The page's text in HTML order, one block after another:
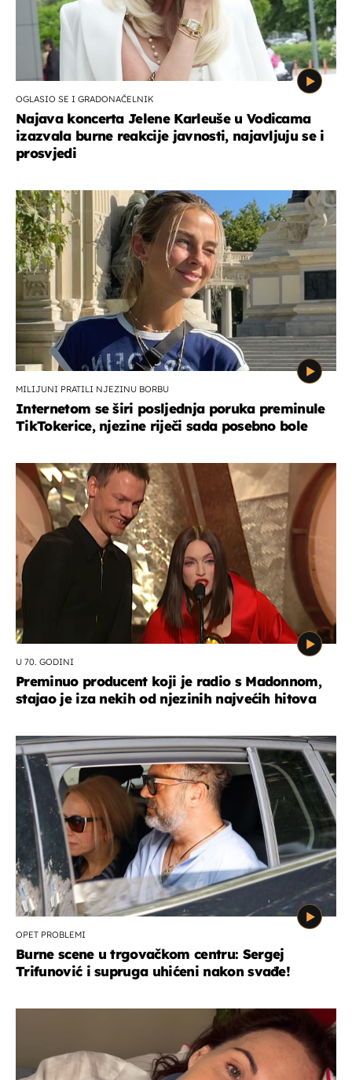
OGLASIO SE I GRADONAČELNIK
Najava koncerta Jelene Karleuše u Vodicama
izazvala burne reakcije javnosti, najavljuju se i
prosvjedi
MILIJUNI PRATILI NJEZINU BORBU
Internetom se širi posljednja poruka preminule
TikTokerice, njezine riječi sada posebno bole
U 70. GODINI
Preminuo producent koji je radio s Madonnom,
stajao je iza nekih od njezinih najvećih hitova
OPET PROBLEMI
Burne scene u trgovačkom centru: Sergej
Trifunović i supruga uhićeni nakon svađe!